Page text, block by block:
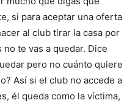
si para aceptar una oferta
al club tirar la casa por
no te vas a quedar. Dice
pero no cuánto quiere
Así si el club no accede a
él queda como la víctima,